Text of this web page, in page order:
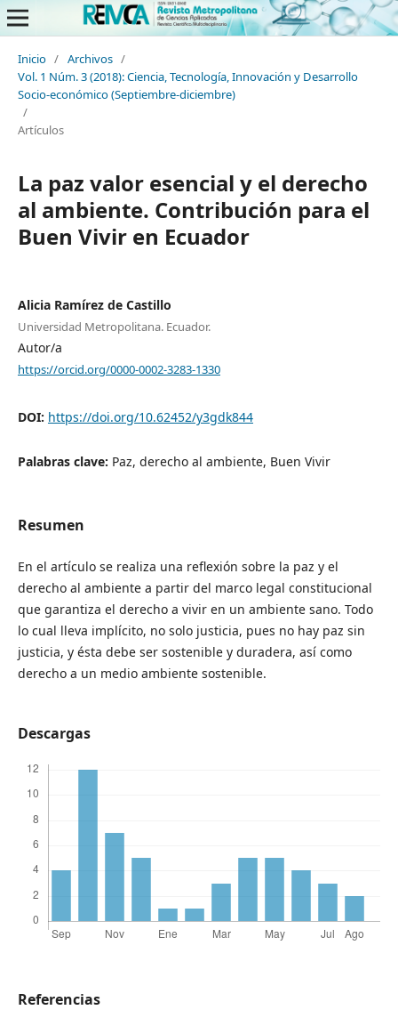
Inicio / Archivos /
Vol. 1 Núm. 3 (2018): Ciencia, Tecnología, Innovación y Desarrollo
Socio-económico (Septiembre-diciembre)
/
Artículos
La paz valor esencial y el derecho
al ambiente. Contribución para el
Buen Vivir en Ecuador
Alicia Ramírez de Castillo
Universidad Metropolitana. Ecuador.
Autor/a
https://orcid.org/0000-0002-3283-1330
DOI: https://doi.org/10.62452/y3gdk844
Palabras clave: Paz, derecho al ambiente, Buen Vivir
Resumen
En el artículo se realiza una reflexión sobre la paz y el
derecho al ambiente a partir del marco legal constitucional
que garantiza el derecho a vivir en un ambiente sano. Todo
lo cual lleva implícito, no solo justicia, pues no hay paz sin
justicia, y ésta debe ser sostenible y duradera, así como
derecho a un medio ambiente sostenible.
Descargas
Referencias